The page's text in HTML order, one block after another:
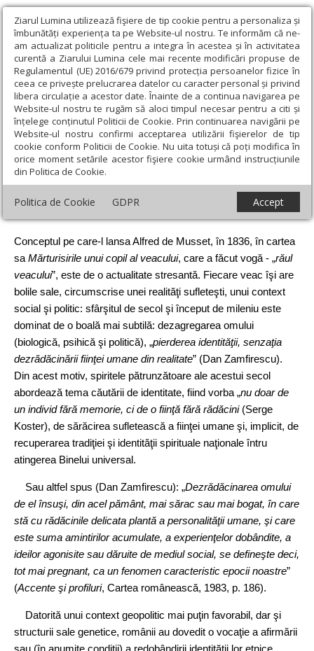
Ziarul Lumina utilizează fişiere de tip cookie pentru a personaliza și
îmbunătăți experiența ta pe Website-ul nostru. Te informăm că ne-
am actualizat politicile pentru a integra în acestea și în activitatea
curentă a Ziarului Lumina cele mai recente modificări propuse de
Regulamentul (UE) 2016/679 privind protecția persoanelor fizice în
ceea ce privește prelucrarea datelor cu caracter personal și privind
libera circulație a acestor date. Înainte de a continua navigarea pe
Website-ul nostru te rugăm să aloci timpul necesar pentru a citi și
înțelege conținutul Politicii de Cookie. Prin continuarea navigării pe
Website-ul nostru confirmi acceptarea utilizării fişierelor de tip
cookie conform Politicii de Cookie. Nu uita totuși că poți modifica în
orice moment setările acestor fişiere cookie urmând instrucțiunile
din Politica de Cookie.
Politica de Cookie GDPR Accept
Ziarul Lumina › Educaţie și Cultură › Lumina literară şi artistică ›
Perspective: Marin Sorescu sau vocația identității românești
Perspective: Marin Sorescu sau vocația
identității românești
Un articol de:Tudor Nedelcea
Conceptul pe care‑l lansa Alfred de Musset, în 1836, în cartea
sa Mărturisirile unui copil al veacului, care a făcut vogă - „răul
veacului”, este de o actualitate stresantă. Fiecare veac îşi are
bolile sale, circumscrise unei realităţi sufleteşti, unui context
social şi politic: sfârşitul de secol şi început de mileniu este
dominat de o boală mai subtilă: dezagregarea omului
(biologică, psihică şi politică), „pierderea identităţii, senzaţia
dezrădăcinării fiinţei umane din realitate” (Dan Zamfirescu).
Din acest motiv, spiritele pătrunzătoare ale acestui secol
abordează tema căutării de identitate, fiind vorba „nu doar de
un individ fără memorie, ci de o fiinţă fără rădăcini(Serge
Koster), de sărăcirea sufletească a fiinţei umane şi, implicit, de
recuperarea tradiţiei şi identităţii spirituale naţionale întru
atingerea Binelui universal.
Sau altfel spus (Dan Zamfirescu): „Dezrădăcinarea omului
de el însuşi, din acel pământ, mai sărac sau mai bogat, în care
stă cu rădăcinile delicata plantă a personalităţii umane, şi care
este suma amintirilor acumulate, a experienţelor dobândite, a
ideilor agonisite sau dăruite de mediul social, se defineşte deci,
tot mai pregnant, ca un fenomen caracteristic epocii noastre”
(Accente şi profiluri, Cartea românească, 1983, p. 186).
Datorită unui context geopolitic mai puţin favorabil, dar şi
structurii sale genetice, românii au dovedit o vocaţie a afirmării
sau (în anumite condiţii) a redobândirii identităţii lor etnice.